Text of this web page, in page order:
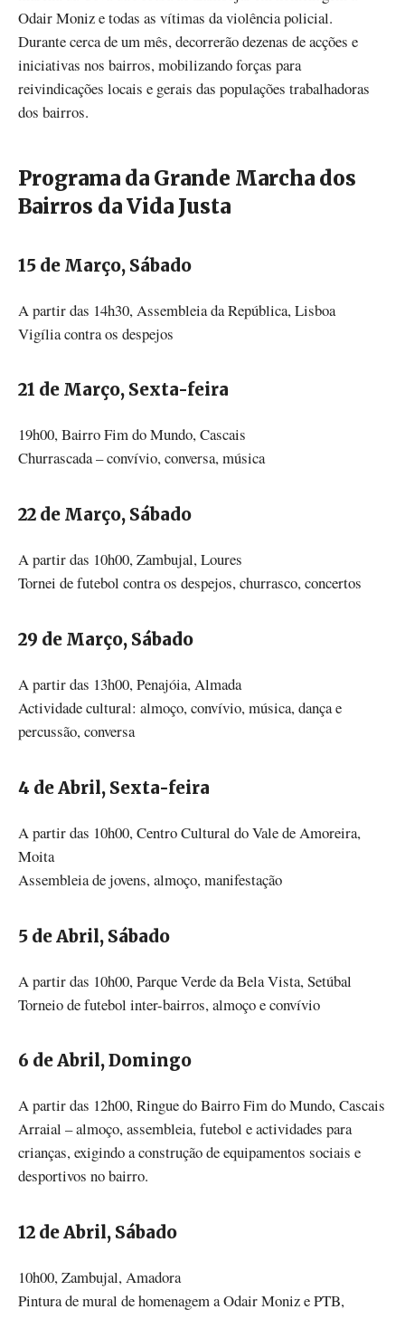
Odair Moniz e todas as vítimas da violência policial.
Durante cerca de um mês, decorrerão dezenas de acções e
iniciativas nos bairros, mobilizando forças para
reivindicações locais e gerais das populações trabalhadoras
dos bairros.
Programa da Grande Marcha dos
Bairros da Vida Justa
15 de Março, Sábado
A partir das 14h30, Assembleia da República, Lisboa
Vigília contra os despejos
21 de Março, Sexta-feira
19h00, Bairro Fim do Mundo, Cascais
Churrascada – convívio, conversa, música
22 de Março, Sábado
A partir das 10h00, Zambujal, Loures
Tornei de futebol contra os despejos, churrasco, concertos
29 de Março, Sábado
A partir das 13h00, Penajóia, Almada
Actividade cultural: almoço, convívio, música, dança e
percussão, conversa
4 de Abril, Sexta-feira
A partir das 10h00, Centro Cultural do Vale de Amoreira,
Moita
Assembleia de jovens, almoço, manifestação
5 de Abril, Sábado
A partir das 10h00, Parque Verde da Bela Vista, Setúbal
Torneio de futebol inter-bairros, almoço e convívio
6 de Abril, Domingo
A partir das 12h00, Ringue do Bairro Fim do Mundo, Cascais
Arraial – almoço, assembleia, futebol e actividades para
crianças, exigindo a construção de equipamentos sociais e
desportivos no bairro.
12 de Abril, Sábado
10h00, Zambujal, Amadora
Pintura de mural de homenagem a Odair Moniz e PTB,